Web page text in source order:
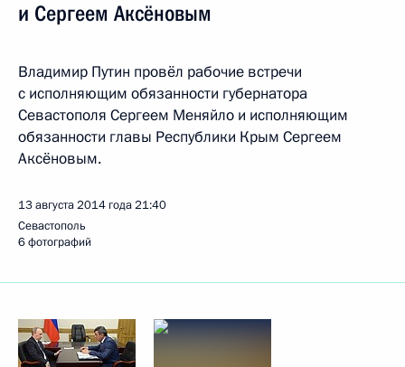
и Сергеем Аксёновым
Владимир Путин провёл рабочие встречи
с исполняющим обязанности губернатора
Севастополя Сергеем Меняйло и исполняющим
обязанности главы Республики Крым Сергеем
Аксёновым.
13 августа 2014 года21:40
Севастополь
6 фотографий